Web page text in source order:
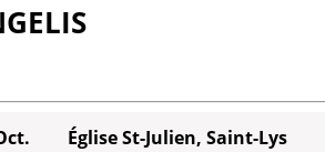
Église St-Julien, Saint-Lys